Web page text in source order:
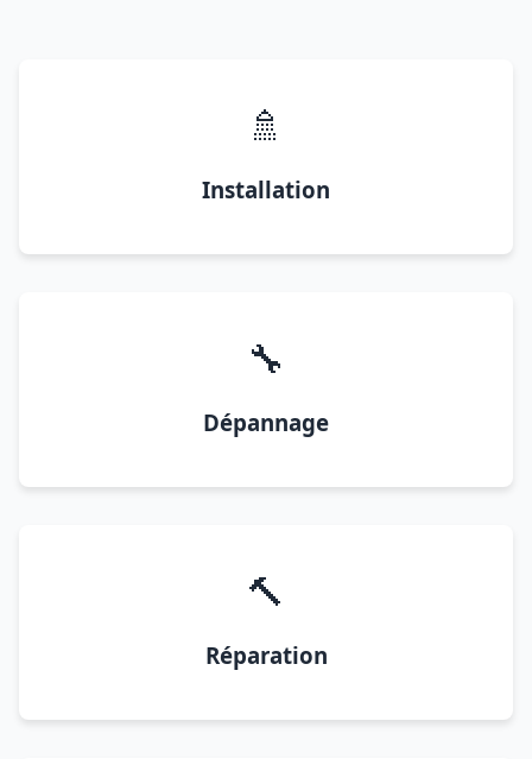
🚿
Installation
🔧
Dépannage
🔨
Réparation